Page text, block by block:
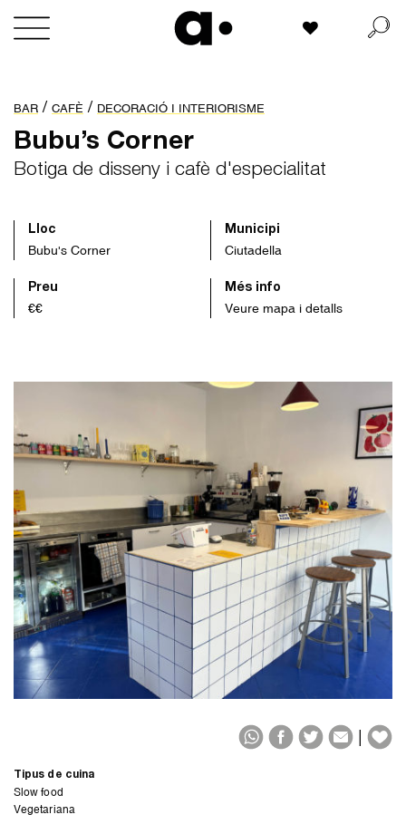
Skip
La meva llista
BAR / CAFÈ / DECORACIÓ I INTERIORISME
Bubu’s Corner
Botiga de disseny i cafè d'especialitat
Lloc
Bubu's Corner
Municipi
Ciutadella
Preu
€€
Més info
Veure mapa i detalls
|
Tipus de cuina
Slow food
Vegetariana